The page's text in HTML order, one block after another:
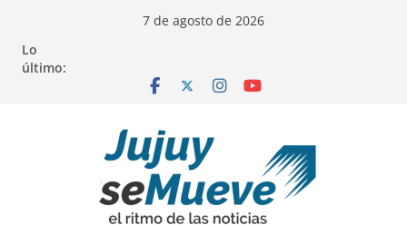
contenido
7 de agosto de 2026
Lo
último: